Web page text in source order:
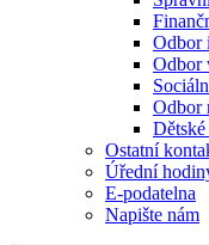
Odbor
Odbor
Odbor
Ostatní
Úřední
E-podatelna
Napište nám